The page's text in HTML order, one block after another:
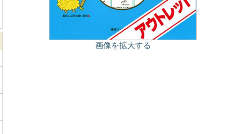
画像を拡大する